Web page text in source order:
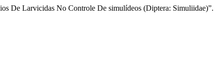
De Larvicidas No Controle De simulídeos (Diptera: Simuliidae)”.